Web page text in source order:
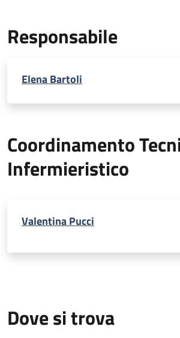
Responsabile
Elena Bartoli
Coordinamento
Infermieristico
Valentina Pucci
Dove si trova